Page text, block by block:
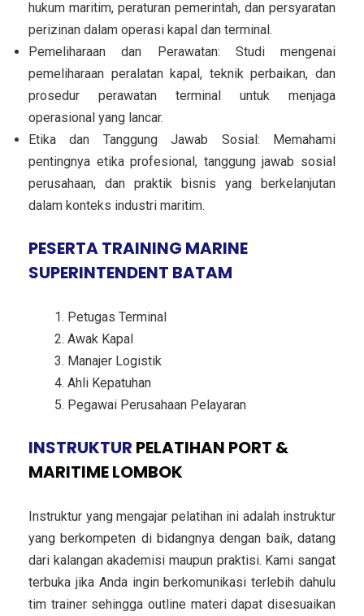
hukum maritim, peraturan pemerintah, dan persyaratan
perizinan dalam operasi kapal dan terminal.
Pemeliharaan dan Perawatan: Studi mengenai
pemeliharaan peralatan kapal, teknik perbaikan, dan
prosedur perawatan terminal untuk menjaga
operasional yang lancar.
Etika dan Tanggung Jawab Sosial: Memahami
pentingnya etika profesional, tanggung jawab sosial
perusahaan, dan praktik bisnis yang berkelanjutan
dalam konteks industri maritim.
PESERTA TRAINING MARINE
SUPERINTENDENT BATAM
Petugas Terminal
Awak Kapal
Manajer Logistik
Ahli Kepatuhan
Pegawai Perusahaan Pelayaran
INSTRUKTUR PELATIHAN PORT &
MARITIME LOMBOK
Instruktur yang mengajar pelatihan ini adalah instruktur
yang berkompeten di bidangnya dengan baik, datang
dari kalangan akademisi maupun praktisi. Kami sangat
terbuka jika Anda ingin berkomunikasi terlebih dahulu
tim trainer sehingga outline materi dapat disesuaikan